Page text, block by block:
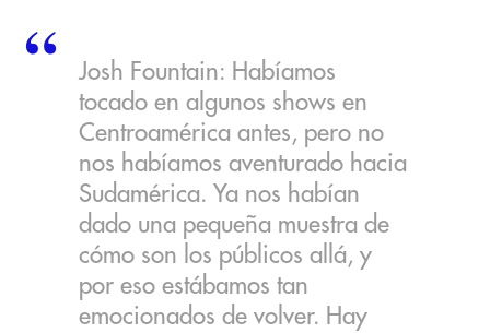
Josh Fountain: Habíamos
tocado en algunos shows en
Centroamérica antes, pero no
nos habíamos aventurado hacia
Sudamérica. Ya nos habían
dado una pequeña muestra de
cómo son los públicos allá, y
por eso estábamos tan
emocionados de volver. Hay